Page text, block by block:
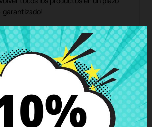
garantizado!
Descripción
Detalles del producto
Grados